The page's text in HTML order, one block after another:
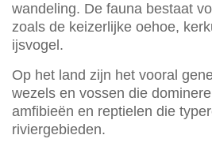
wandeling. De fauna bestaat
zoals de keizerlijke oehoe,
ijsvogel.
Op het land zijn het vooral
wezels en vossen die
amfibieën en reptielen die
riviergebieden.